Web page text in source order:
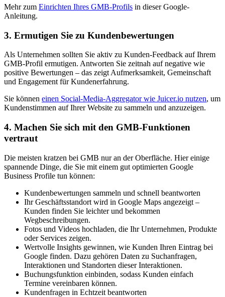
Mehr zum Einrichten Ihres GMB-Profils in dieser Google-
Anleitung.
3. Ermutigen Sie zu Kundenbewertungen
Als Unternehmen sollten Sie aktiv zu Kunden-Feedback auf Ihrem
GMB-Profil ermutigen. Antworten Sie zeitnah auf negative wie
positive Bewertungen – das zeigt Aufmerksamkeit, Gemeinschaft
und Engagement für Kundenerfahrung.
Sie können einen Social-Media-Aggregator wie Juicer.io nutzen, um
Kundenstimmen auf Ihrer Website zu sammeln und anzuzeigen.
4. Machen Sie sich mit den GMB-Funktionen
vertraut
Die meisten kratzen bei GMB nur an der Oberfläche. Hier einige
spannende Dinge, die Sie mit einem gut optimierten Google
Business Profile tun können:
Kundenbewertungen sammeln und schnell beantworten
Ihr Geschäftsstandort wird in Google Maps angezeigt –
Kunden finden Sie leichter und bekommen
Wegbeschreibungen.
Fotos und Videos hochladen, die Ihr Unternehmen, Produkte
oder Services zeigen.
Wertvolle Insights gewinnen, wie Kunden Ihren Eintrag bei
Google finden. Dazu gehören Daten zu Suchanfragen,
Interaktionen und Standorten dieser Interaktionen.
Buchungsfunktion einbinden, sodass Kunden einfach
Termine vereinbaren können.
Kundenfragen in Echtzeit beantworten